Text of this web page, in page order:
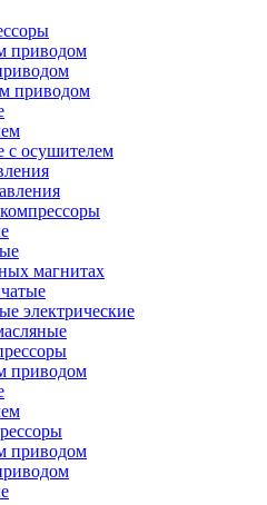
приводом
приводом
с осушителем
магнитах
электрические
приводом
приводом